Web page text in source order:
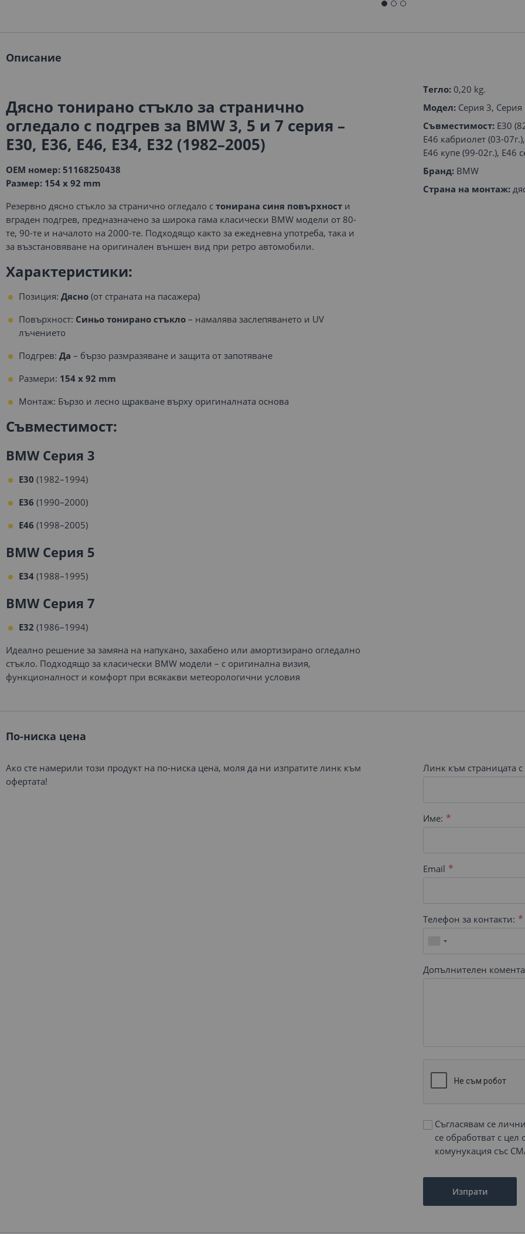
Описание
Дясно тонирано стъкло за странично
огледало с подгрев за BMW 3, 5 и 7 серия –
E30, E36, E46, E34, E32 (1982–2005)
OEM номер: 51168250438
Размер: 154 x 92 mm
Резервно дясно стъкло за странично огледало с тонирана синя повърхност и
вграден подгрев, предназначено за широка гама класически BMW модели от 80-
те, 90-те и началото на 2000-те. Подходящо както за ежедневна употреба, така и
за възстановяване на оригинален външен вид при ретро автомобили.
Характеристики:
Позиция: Дясно (от страната на пасажера)
Повърхност: Синьо тонирано стъкло – намалява заслепяването и UV
лъчението
Подгрев: Да – бързо размразяване и защита от запотяване
Размери: 154 x 92 mm
Монтаж: Бързо и лесно щракване върху оригиналната основа
Съвместимост:
BMW Серия 3
E30 (1982–1994)
E36 (1990–2000)
E46 (1998–2005)
BMW Серия 5
E34 (1988–1995)
BMW Серия 7
E32 (1986–1994)
Идеално решение за замяна на напукано, захабено или амортизирано огледално
стъкло. Подходящо за класически BMW модели – с оригинална визия,
функционалност и комфорт при всякакви метеорологични условия
Тегло: 0,20 kg.
Модел: Серия 3,
Съвместимост: E30
E46 кабриолет (03-
E46 купе (99-02г.), E46
Бранд: BMW
Страна на монтаж:
По-ниска цена
Ако сте намерили този продукт на по-ниска цена, моля да ни изпратите линк към
офертата!
Линк към страницата
Име:
Email
Телефон за контакти:
Допълнителен
Съгласявам се
се обработват с
комунукация със
Изпрати